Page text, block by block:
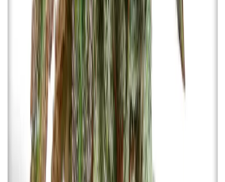
Cannabis Karte